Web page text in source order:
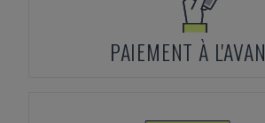
PAIEMENT À